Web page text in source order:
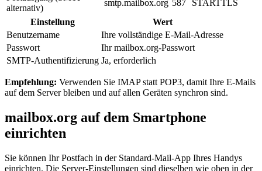
alternativ)
smtp.mailbox.org 587
STARTTLS
Einstellung
Wert
Benutzername
Ihre vollständige E-Mail-Adresse
Passwort
Ihr mailbox.org-Passwort
SMTP-Authentifizierung Ja, erforderlich
Empfehlung: Verwenden Sie IMAP statt POP3, damit Ihre E-Mails
auf dem Server bleiben und auf allen Geräten synchron sind.
mailbox.org auf dem Smartphone
einrichten
Sie können Ihr Postfach in der Standard-Mail-App Ihres Handys
einrichten. Die Server-Einstellungen sind dieselben wie oben in der